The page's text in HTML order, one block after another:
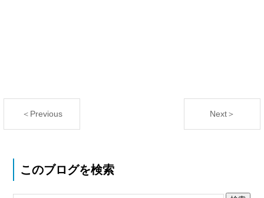
＜Previous Next＞
このブログを検索